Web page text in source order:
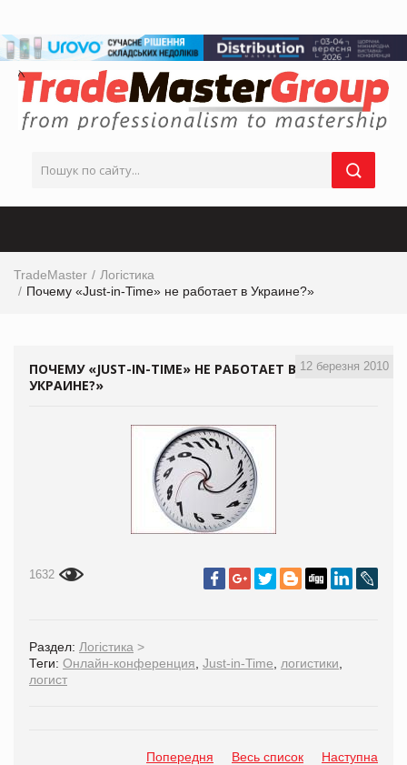
TradeMaster
Логістика
Почему «Just-in-Time» не работает в Украине?»
12 березня 2010
ПОЧЕМУ «JUST-IN-TIME» НЕ РАБОТАЕТ В
УКРАИНЕ?»
1632
Раздел: Логістика >
Теги: Онлайн-конференция Just-in-Time логистики
логист
Попередня Весь список Наступна